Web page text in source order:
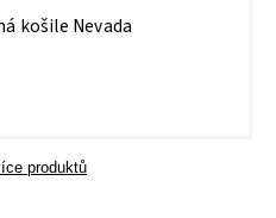
košile Nevada
produktů